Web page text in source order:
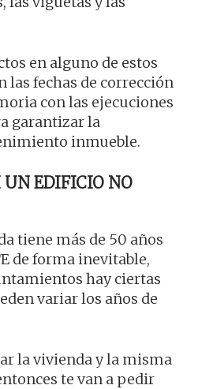
en alguno de estos
las fechas de corrección
con las ejecuciones
garantizar la
inmueble.
UN EDIFICIO NO
tiene más de 50 años
de forma inevitable,
hay ciertas
variar los años de
la vivienda y la misma
te van a pedir